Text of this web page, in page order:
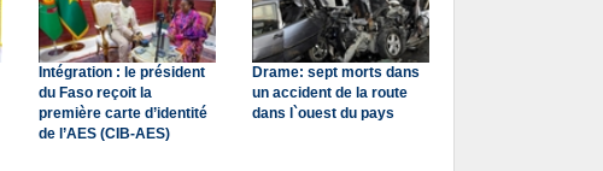
Intégration : le président
du Faso reçoit la
première carte d’identité
de l’AES (CIB-AES)
Drame: sept morts dans
un accident de la route
dans l`ouest du pays